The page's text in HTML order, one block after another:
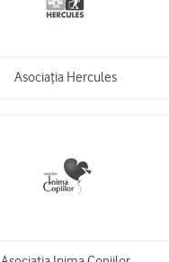
Asociaţia Hercules